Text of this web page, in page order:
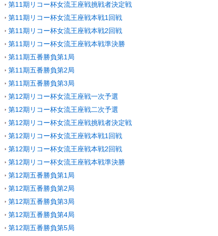
第11期リコー杯女流王座戦挑戦者決定戦
第11期リコー杯女流王座戦本戦1回戦
第11期リコー杯女流王座戦本戦2回戦
第11期リコー杯女流王座戦本戦準決勝
第11期五番勝負第1局
第11期五番勝負第2局
第11期五番勝負第3局
第12期リコー杯女流王座戦一次予選
第12期リコー杯女流王座戦二次予選
第12期リコー杯女流王座戦挑戦者決定戦
第12期リコー杯女流王座戦本戦1回戦
第12期リコー杯女流王座戦本戦2回戦
第12期リコー杯女流王座戦本戦準決勝
第12期五番勝負第1局
第12期五番勝負第2局
第12期五番勝負第3局
第12期五番勝負第4局
第12期五番勝負第5局